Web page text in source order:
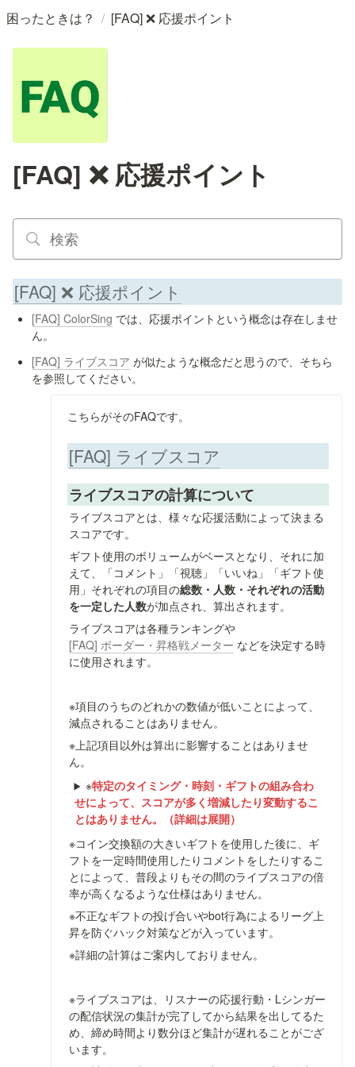
困ったときは？ / [FAQ] ❌ 応援ポイント
[FAQ] ❌ 応援ポイント
[FAQ] ❌ 応援ポイント
[FAQ] ColorSing では、応援ポイントという概念は存在しませ
ん。
[FAQ] ライブスコア が似たような概念だと思うので、そちら
を参照してください。
こちらがそのFAQです。
[FAQ] ライブスコア
ライブスコアの計算について
ライブスコアとは、様々な応援活動によって決まる
スコアです。
ギフト使用のボリュームがベースとなり、それに加
えて、「コメント」「視聴」「いいね」「ギフト使
用」それぞれの項目の総数・人数・それぞれの活動
を一定した人数が加点され、算出されます。
ライブスコアは各種ランキングや
[FAQ] ボーダー・昇格戦メーター などを決定する時
に使用されます。
※項目のうちのどれかの数値が低いことによって、
減点されることはありません。
※上記項目以外は算出に影響することはありませ
ん。
※特定のタイミング・時刻・ギフトの組み合わ
せによって、スコアが多く増減したり変動するこ
とはありません。（詳細は展開）
※コイン交換額の大きいギフトを使用した後に、ギ
フトを一定時間使用したりコメントをしたりするこ
とによって、普段よりもその間のライブスコアの倍
率が高くなるような仕様はありません。
※不正なギフトの投げ合いやbot行為によるリーグ上
昇を防ぐハック対策などが入っています。
※詳細の計算はご案内しておりません。
※ライブスコアは、リスナーの応援行動・Lシンガー
の配信状況の集計が完了してから結果を出してるた
め、締め時間より数分ほど集計が遅れることがござ
います。